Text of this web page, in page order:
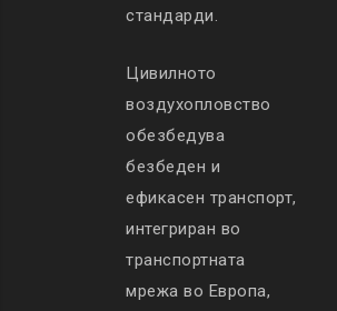
стандарди.
Цивилното
воздухопловство
обезбедува
безбеден и
ефикасен транспорт,
интегриран во
транспортната
мрежа во Европа,